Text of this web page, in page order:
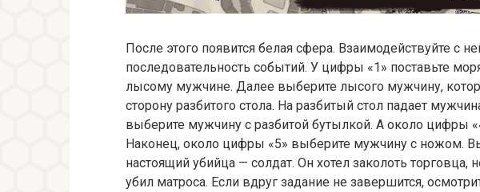
После этого появится белая сфера. Взаимодействуйте с
последовательность событий. У цифры «1» поставьте
лысому мужчине. Далее выберите лысого мужчину,
сторону разбитого стола. На разбитый стол падает
выберите мужчину с разбитой бутылкой. А около цифры
Наконец, около цифры «5» выберите мужчину с ножом.
настоящий убийца — солдат. Он хотел заколоть торговца,
убил матроса. Если вдруг задание не завершится,